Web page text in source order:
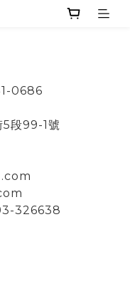
0686
5段99-1號
326638